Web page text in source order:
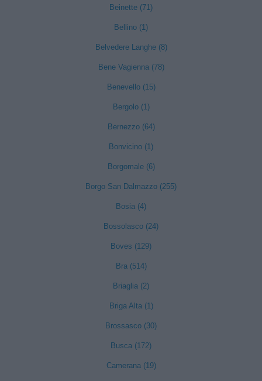
Beinette (71)
Bellino (1)
Belvedere Langhe (8)
Bene Vagienna (78)
Benevello (15)
Bergolo (1)
Bernezzo (64)
Bonvicino (1)
Borgomale (6)
Borgo San Dalmazzo (255)
Bosia (4)
Bossolasco (24)
Boves (129)
Bra (514)
Briaglia (2)
Briga Alta (1)
Brossasco (30)
Busca (172)
Camerana (19)